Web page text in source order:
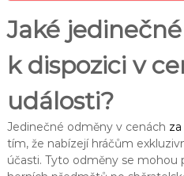
Jaké
k dispozici v
události?
Jedinečné odměny v cenách
tím, že nabízejí hráčům
účasti. Tyto odměny se mohou